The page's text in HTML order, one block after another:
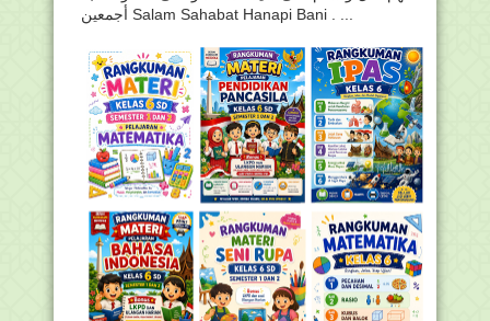
أجمعين Salam Sahabat Hanapi Bani . ...